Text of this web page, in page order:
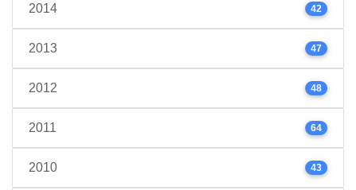
2014 42
2013 47
2012 48
2011 64
2010 43